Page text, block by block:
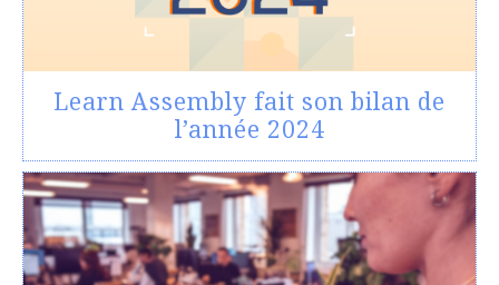
Learn Assembly fait son bilan de
l’année 2024